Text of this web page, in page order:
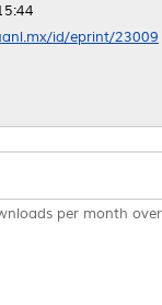
id/eprint/23009
per month